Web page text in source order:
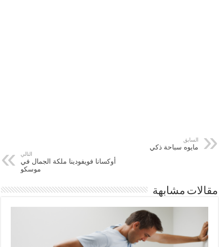
السابق
مايوه سباحة ذكي
التالي
أوكسانا فويفودينا ملكة الجمال في
موسكو
مقالات مشابهة